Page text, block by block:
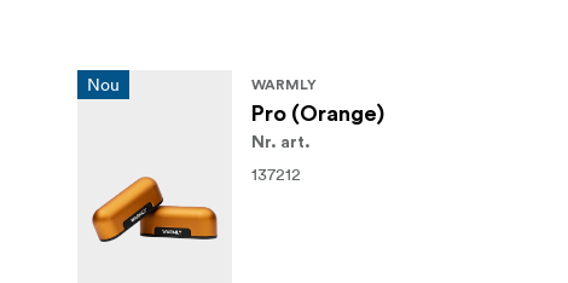
Nou WARMLY
Pro (Orange)
Nr. art.
137212